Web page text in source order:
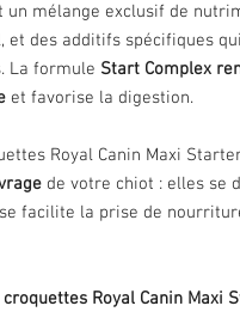
mélange exclusif de
et des additifs spécifiques
La formule Start Complex
et favorise la digestion.
Royal Canin Maxi
de votre chiot : elles se
facilite la prise de
Royal Canin Maxi